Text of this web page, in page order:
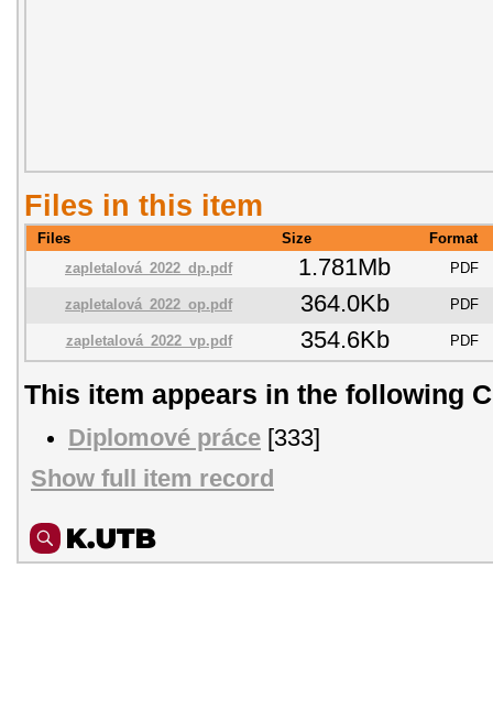
Files in this item
Files Size
Format
zapletalová_2022_dp.pdf
1.781Mb PDF
zapletalová_2022_op.pdf 364.0Kb PDF
zapletalová_2022_vp.pdf 354.6Kb PDF
This item appears in the following
Diplomové práce [333]
Show full item record